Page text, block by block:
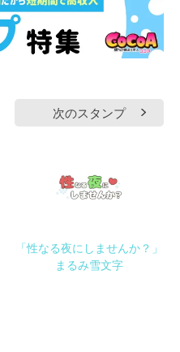
次のスタンプ
「性なる夜にしませんか？」
まるみ雪文字